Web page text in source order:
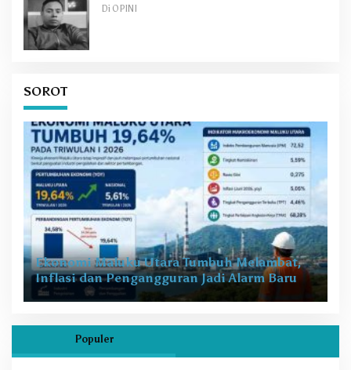
Di OPINI
SOROT
Ekonomi Maluku Utara Tumbuh Melambat,
Inflasi dan Pengangguran Jadi Alarm Baru
Populer